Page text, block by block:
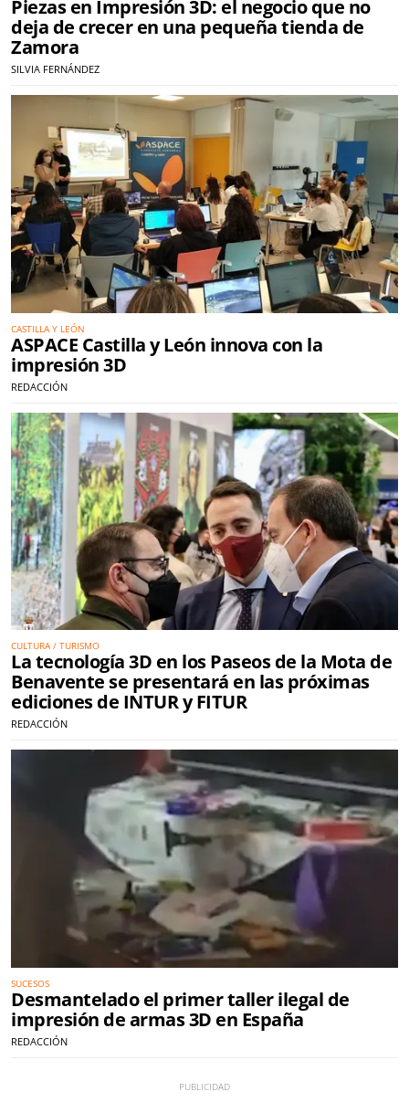
Piezas en Impresión 3D: el negocio que no
deja de crecer en una pequeña tienda de
Zamora
SILVIA FERNÁNDEZ
CASTILLA Y LEÓN
ASPACE Castilla y León innova con la
impresión 3D
REDACCIÓN
CULTURA / TURISMO
La tecnología 3D en los Paseos de la Mota de
Benavente se presentará en las próximas
ediciones de INTUR y FITUR
REDACCIÓN
SUCESOS
Desmantelado el primer taller ilegal de
impresión de armas 3D en España
REDACCIÓN